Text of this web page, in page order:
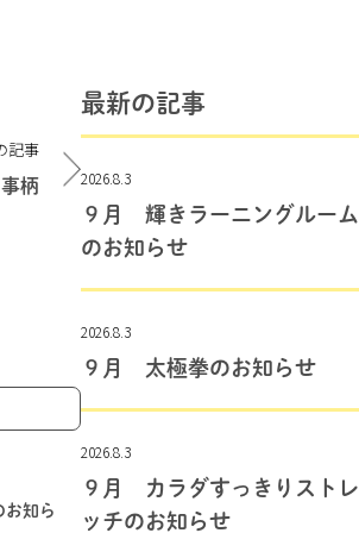
記事
柄
知ら
最新の記事
2026.8.3
９月 輝きラーニングルーム
のお知らせ
2026.8.3
９月 太極拳のお知らせ
2026.8.3
９月 カラダすっきりストレ
ッチのお知らせ